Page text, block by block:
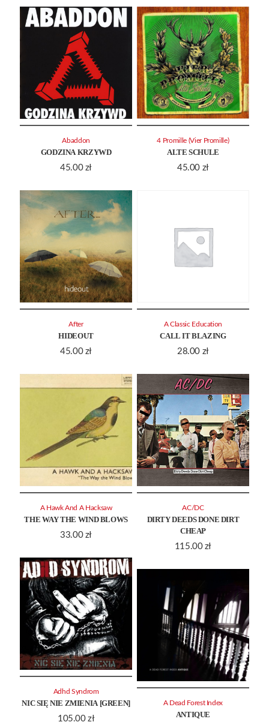
GODZINA KRZYWD
45.00 zł
Abaddon
ALTE SCHULE
45.00 zł
4 Promille (Vier Promille)
HIDEOUT
45.00 zł
After
CALL IT BLAZING
28.00 zł
A Classic Education
THE WAY THE WIND BLOWS
33.00 zł
A Hawk And A Hacksaw
DIRTY DEEDS DONE DIRT
CHEAP
115.00 zł
AC/DC
NIC SIĘ NIE ZMIENIA [GREEN]
105.00 zł
Adhd Syndrom
ANTIQUE
A Dead Forest Index